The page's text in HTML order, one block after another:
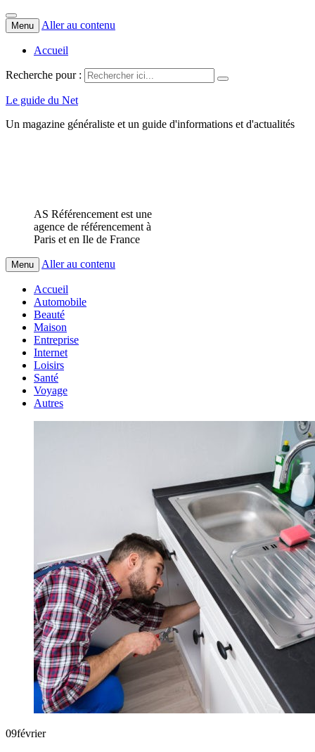
Menu Aller au contenu
Accueil
Recherche pour :
Le guide du Net
Un magazine généraliste et un guide d'informations et d'actualités
AS Référencement est une
agence de référencement à
Paris et en Ile de France
Menu Aller au contenu
Accueil
Automobile
Beauté
Maison
Entreprise
Internet
Loisirs
Santé
Voyage
Autres
09février